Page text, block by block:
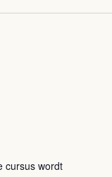
cursus wordt